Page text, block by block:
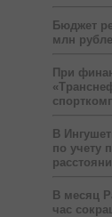
Бюджет
млн
При
В
по учету
В месяц
час